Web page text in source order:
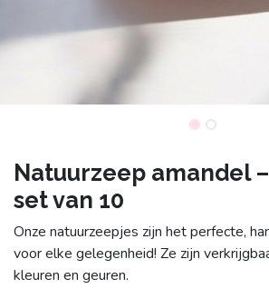
Natuurzeep amandel
set van 10
Onze natuurzeepjes zijn het perfecte,
voor elke gelegenheid! Ze zijn
kleuren en geuren.